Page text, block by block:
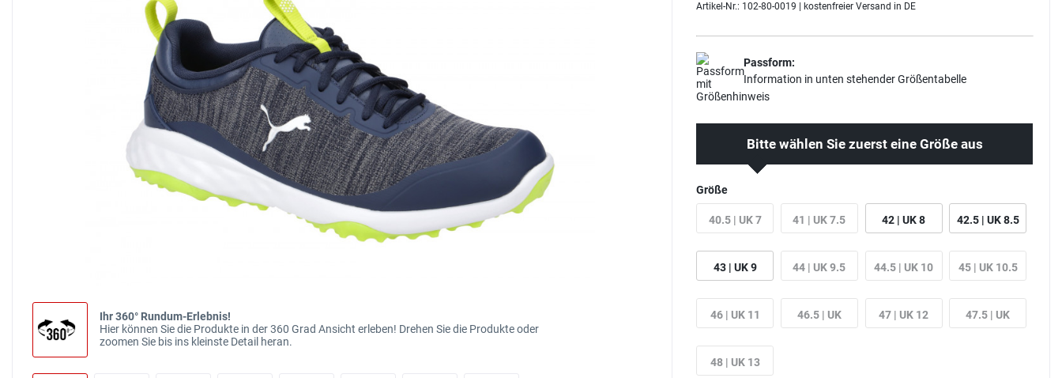
Ihr 360° Rundum-Erlebnis!
Hier können Sie die Produkte in der 360 Grad Ansicht erleben! Drehen Sie die Produkte oder
zoomen Sie bis ins kleinste Detail heran.
Artikel-Nr.: 102-80-0019 | kostenfreier Versand in DE
Passform:
Information in unten stehender Größentabelle
Bitte wählen Sie zuerst eine Größe aus
Größe
40.5 | UK 7 41 | UK 7.5 42 | UK 8 42.5 | UK 8.5
43 | UK 9 44 | UK 9.5 44.5 | UK 10 45 | UK 10.5
46 | UK 11 46.5 | UK 47 | UK 12 47.5 | UK
48 | UK 13